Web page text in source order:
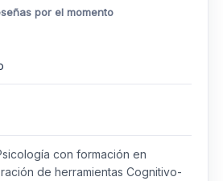
por el momento
con formación en
de herramientas Cognitivo-